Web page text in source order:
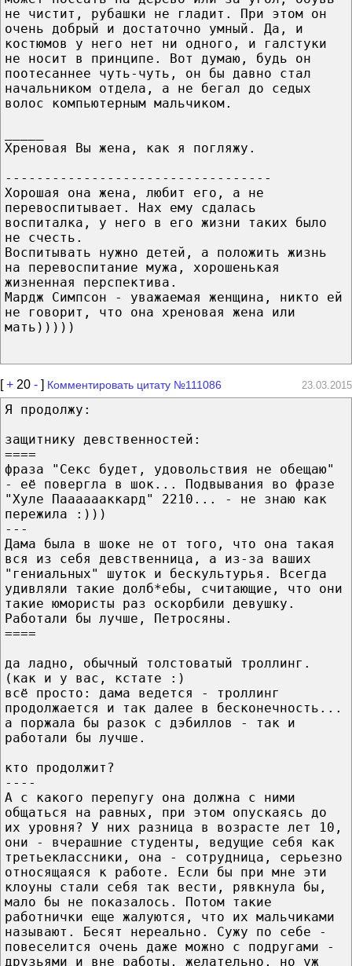
не чистит, рубашки не гладит. При этом он
очень добрый и достаточно умный. Да, и
костюмов у него нет ни одного, и галстуки
не носит в принципе. Вот думаю, будь он
поотесаннее чуть-чуть, он бы давно стал
начальником отдела, а не бегал до седых
волос компьютерным мальчиком.
Хреновая Вы жена, как я погляжу.
----------------------------------
Хорошая она жена, любит его, а не
перевоспитывает. Нах ему сдалась
воспиталка, у него в его жизни таких было
не счесть.
Воспитывать нужно детей, а положить жизнь
на перевоспитание мужа, хорошенькая
жизненная перспектива.
Мардж Симпсон - уважаемая женщина, никто ей
не говорит, что она хреновая жена или
мать)))))
[+ 20 - ] Комментировать цитату №111086 23.03.2015
Я продолжу:
защитнику девственностей:
====
фраза "Секс будет, удовольствия не обещаю"
- её повергла в шок... Подвывания во фразе
"Хуле Пааааааккард" 2210... - не знаю как
пережила :)))
---
Дама была в шоке не от того, что она такая
вся из себя девственница, а из-за ваших
"гениальных" шуток и бескультурья. Всегда
удивляли такие долб*ебы, считающие, что они
такие юмористы раз оскорбили девушку.
Работали бы лучше, Петросяны.
====
да ладно, обычный толстоватый троллинг.
(как и у вас, кстате :)
всё просто: дама ведется - троллинг
продолжается и так далее в бесконечность...
а поржала бы разок с дэбиллов - так и
работали бы лучше.
кто продолжит?
----
А с какого перепугу она должна с ними
общаться на равных, при этом опускаясь до
их уровня? У них разница в возрасте лет 10,
они - вчерашние студенты, ведущие себя как
третьеклассники, она - сотрудница, серьезно
относящаяся к работе. Если бы при мне эти
клоуны стали себя так вести, рявкнула бы,
мало бы не показалось. Потом такие
работнички еще жалуются, что их мальчиками
называют. Бесят нереально. Сужу по себе -
повеселится очень даже можно с подругами -
друзьями и вне работы, желательно, но уж